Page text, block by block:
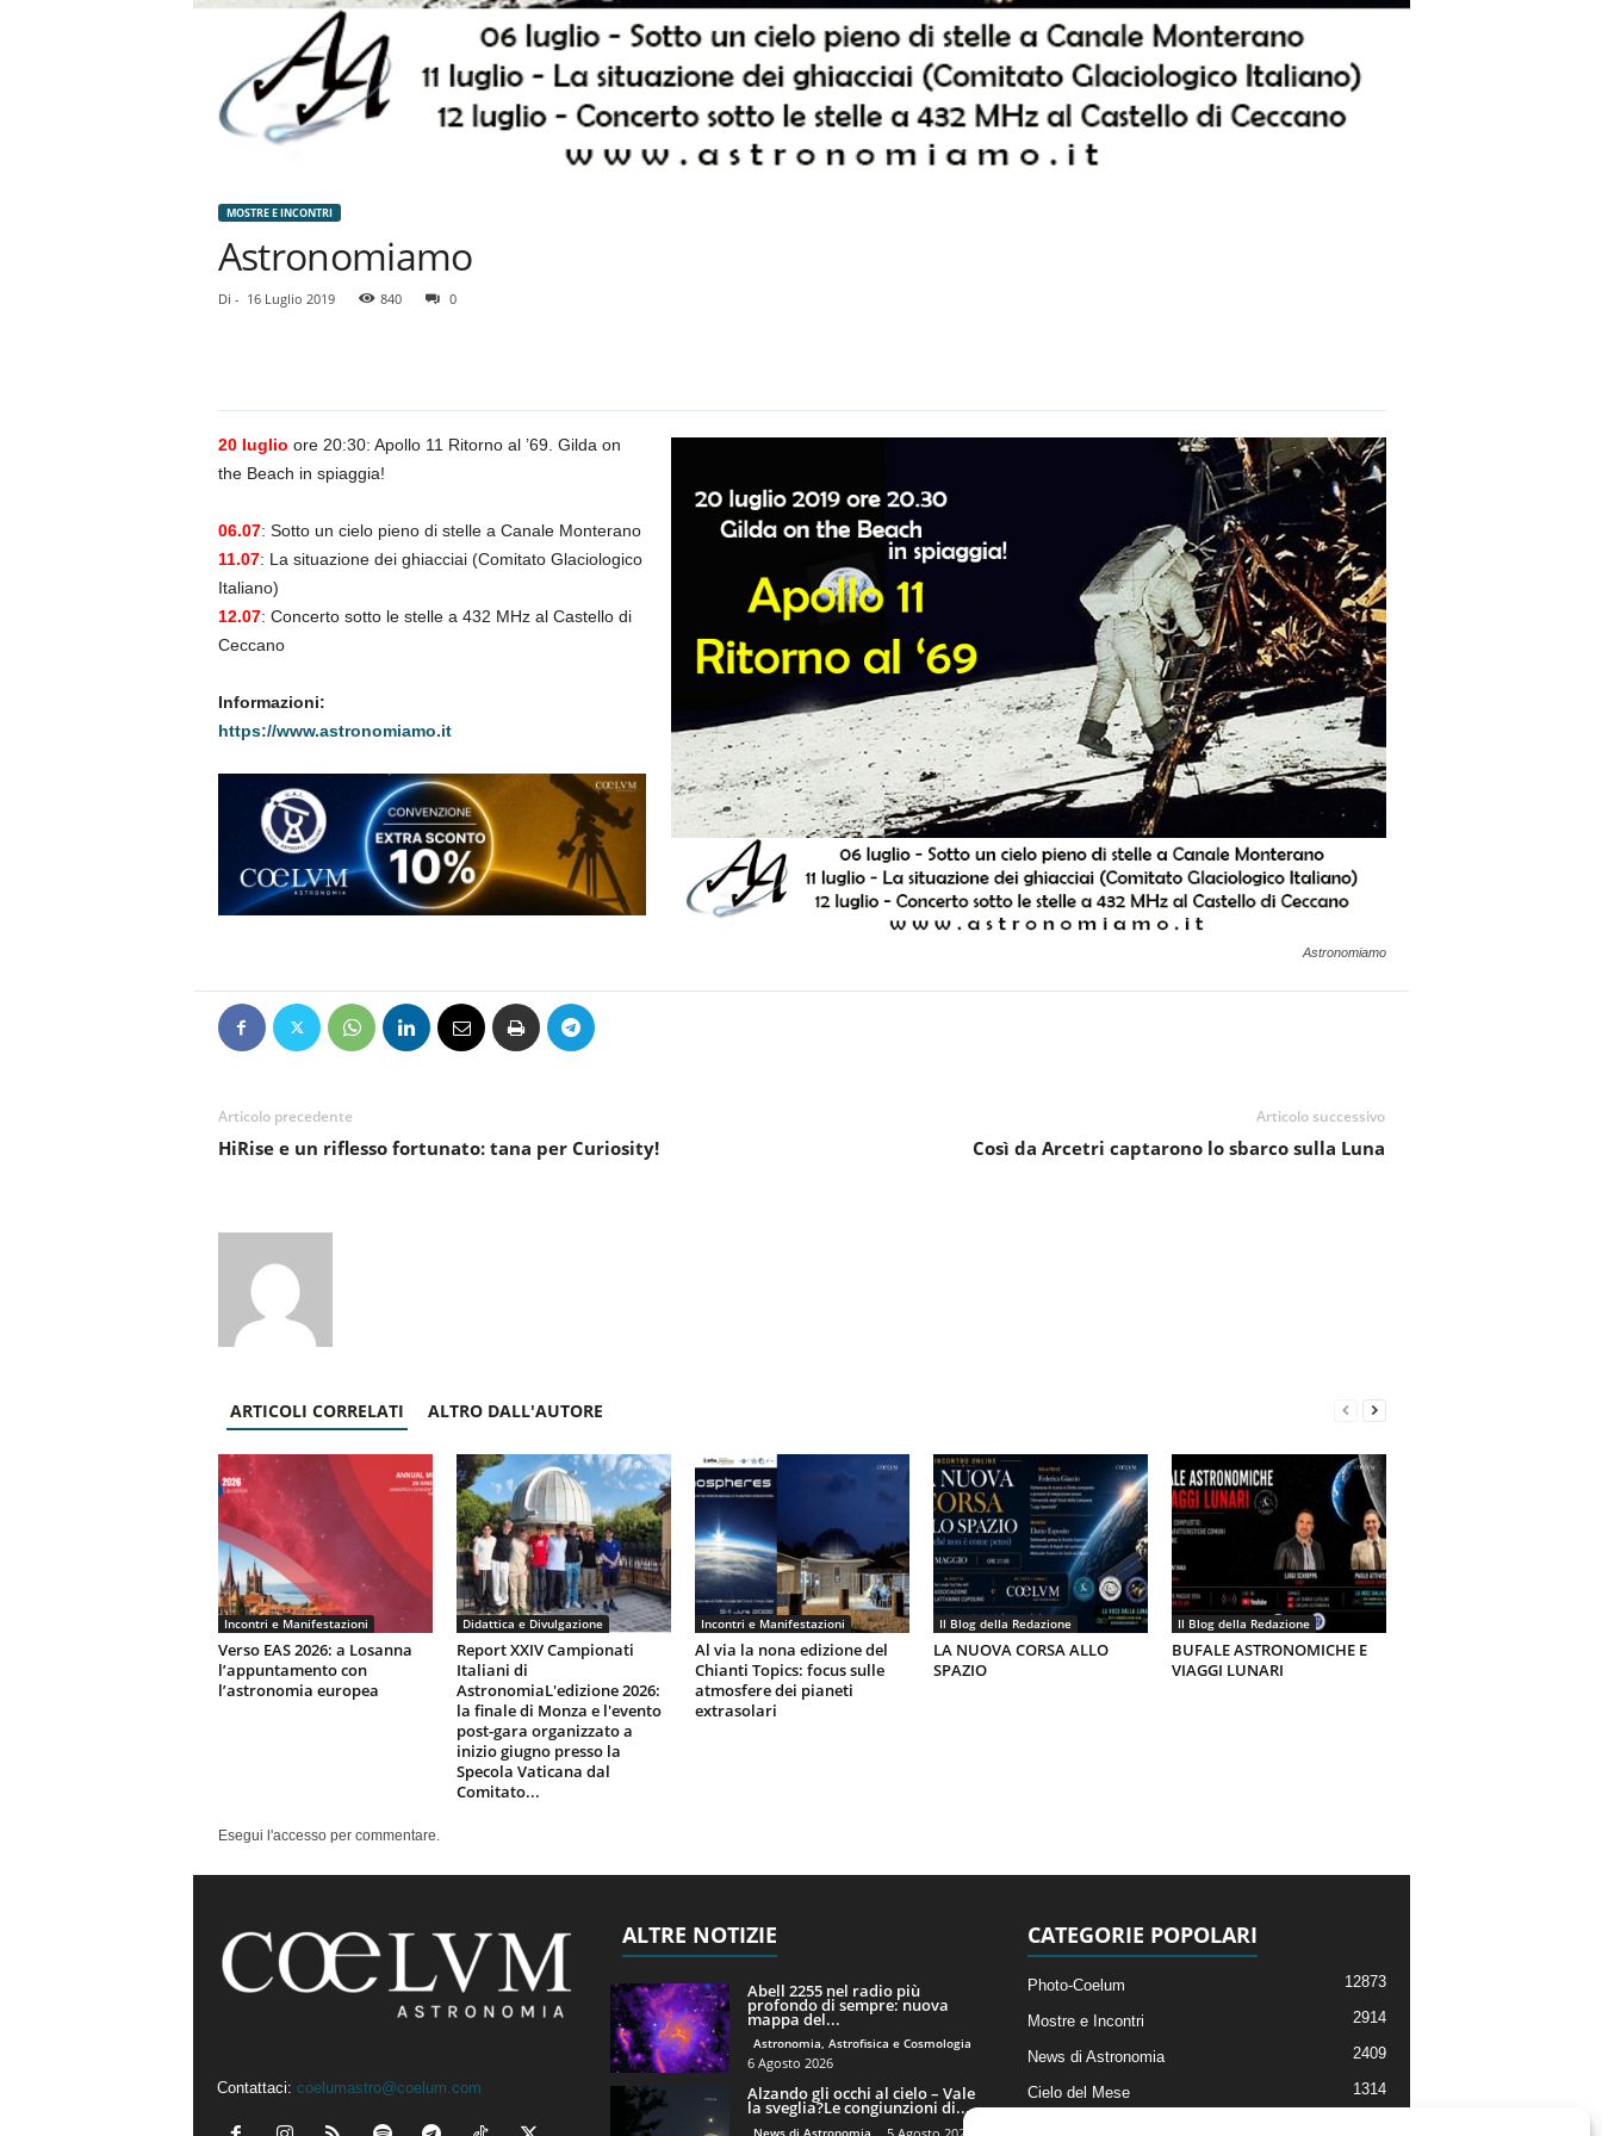
MOSTRE E INCONTRI
Astronomiamo
Di - 16 Luglio 2019 840 0
Astronomiamo
20 luglio ore 20:30: Apollo 11 Ritorno al ’69. Gilda on
the Beach in spiaggia!
06.07: Sotto un cielo pieno di stelle a Canale Monterano
11.07: La situazione dei ghiacciai (Comitato Glaciologico
Italiano)
12.07: Concerto sotto le stelle a 432 MHz al Castello di
Ceccano
Informazioni:
https://www.astronomiamo.it
Articolo precedente
HiRise e un riflesso fortunato: tana per Curiosity!
Articolo successivo
Così da Arcetri captarono lo sbarco sulla Luna
ARTICOLI CORRELATI ALTRO DALL'AUTORE
Incontri e Manifestazioni
Verso EAS 2026: a Losanna
l’appuntamento con
l’astronomia europea
Didattica e Divulgazione
Report XXIV Campionati
Italiani di
AstronomiaL'edizione 2026:
la finale di Monza e l'evento
post-gara organizzato a
inizio giugno presso la
Specola Vaticana dal
Comitato...
Incontri e Manifestazioni
Al via la nona edizione del
Chianti Topics: focus sulle
atmosfere dei pianeti
extrasolari
Il Blog della Redazione
LA NUOVA CORSA ALLO
SPAZIO
Il Blog della Redazione
BUFALE ASTRONOMICHE E
VIAGGI LUNARI
Esegui l'accesso per commentare.
Contattaci: coelumastro@coelum.com
ALTRE NOTIZIE
Abell 2255 nel radio più
profondo di sempre: nuova
mappa del...
Astronomia, Astrofisica e Cosmologia
6 Agosto 2026
Alzando gli occhi al cielo – Vale
la sveglia?Le congiunzioni di...
News di Astronomia
CATEGORIE POPOLARI
Photo-Coelum 12873
Mostre e Incontri 2914
News di Astronomia 2409
Cielo del Mese 1314